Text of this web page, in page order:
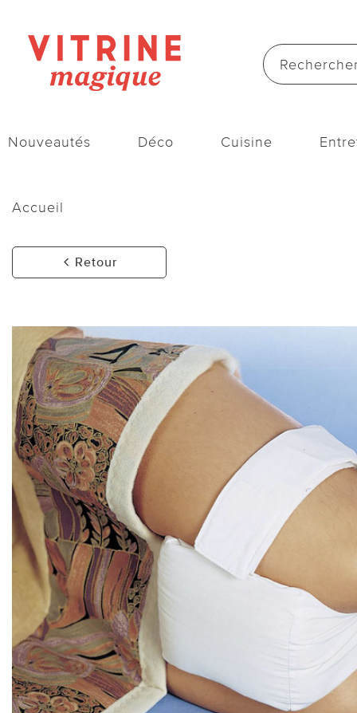
Nouveautés Déco Cuisine
Accueil
Retour